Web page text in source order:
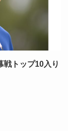
戦トップ10入り